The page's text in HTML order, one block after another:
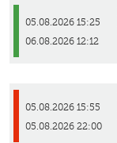
05.08.2026 15:25
06.08.2026 12:12
05.08.2026 15:55
05.08.2026 22:00